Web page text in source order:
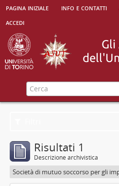
pagina iniziale info e contatti
accedi
Risultati 1
Descrizione archivistica